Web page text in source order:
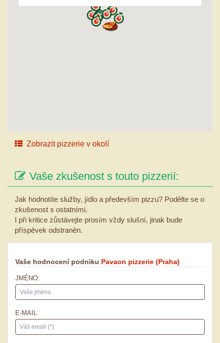
Zobrazit pizzerie v okolí
Vaše zkušenost s touto pizzerií:
Jak hodnotíte služby, jídlo a především pizzu? Podělte se o
zkušenost s ostatními.
I při kritice zůstávejte prosím vždy slušní, jinak bude
příspěvek odstraněn.
Vaše hodnocení podniku Pavaon pizzerie (Praha)
JMÉNO:
E-MAIL: